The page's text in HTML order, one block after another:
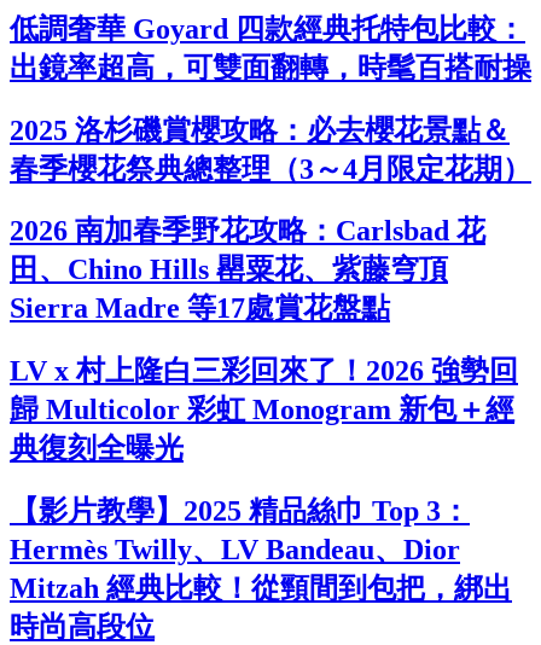
低調奢華 Goyard 四款經典托特包比較：
出鏡率超高，可雙面翻轉，時髦百搭耐操
2025 洛杉磯賞櫻攻略：必去櫻花景點＆
春季櫻花祭典總整理（3～4月限定花期）
2026 南加春季野花攻略：Carlsbad 花
田、Chino Hills 罌粟花、紫藤穹頂
Sierra Madre 等17處賞花盤點
LV x 村上隆白三彩回來了！2026 強勢回
歸 Multicolor 彩虹 Monogram 新包＋經
典復刻全曝光
【影片教學】2025 精品絲巾 Top 3：
Hermès Twilly、LV Bandeau、Dior
Mitzah 經典比較！從頸間到包把，綁出
時尚高段位